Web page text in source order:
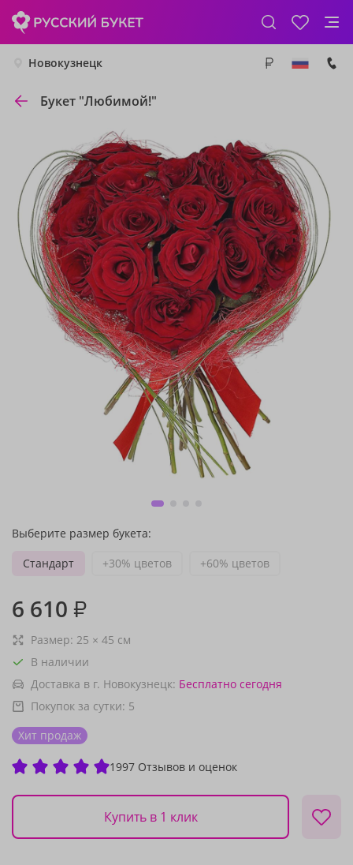
Новокузнецк
Букет "Любимой!"
Выберите размер букета:
Стандарт
+30% цветов +60% цветов
6 610 ₽
Размер: 25 × 45 см
В наличии
Доставка в г. Новокузнецк: Бесплатно сегодня
Покупок за сутки: 5
Хит продаж
1997 Отзывов и оценок
Купить в 1 клик